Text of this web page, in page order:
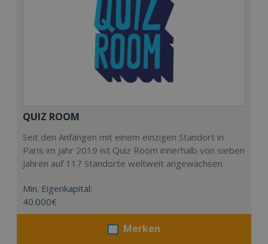
QUIZ ROOM
Seit den Anfängen mit einem einzigen Standort in
Paris im Jahr 2019 ist Quiz Room innerhalb von sieben
Jahren auf 117 Standorte weltweit angewachsen
Min. Eigenkapital:
40.000€
Merken